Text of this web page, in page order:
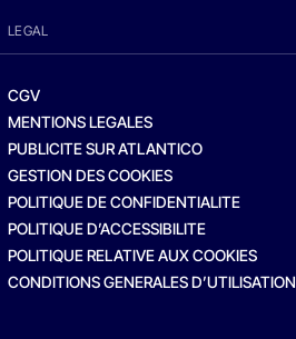
LEGAL
CGV
MENTIONS LEGALES
PUBLICITE SUR ATLANTICO
GESTION DES COOKIES
POLITIQUE DE CONFIDENTIALITE
POLITIQUE D’ACCESSIBILITE
POLITIQUE RELATIVE AUX COOKIES
CONDITIONS GENERALES D’UTILISATION